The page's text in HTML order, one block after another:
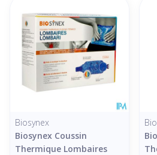
Biosynex
Biosynex Coussin
Thermique Lombaires